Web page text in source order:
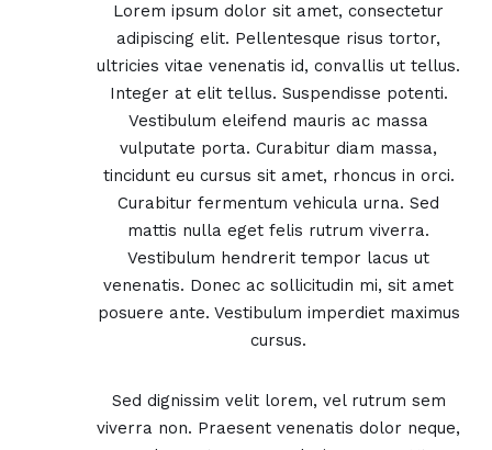
Lorem ipsum dolor sit amet, consectetur
adipiscing elit. Pellentesque risus tortor,
ultricies vitae venenatis id, convallis ut tellus.
Integer at elit tellus. Suspendisse potenti.
Vestibulum eleifend mauris ac massa
vulputate porta. Curabitur diam massa,
tincidunt eu cursus sit amet, rhoncus in orci.
Curabitur fermentum vehicula urna. Sed
mattis nulla eget felis rutrum viverra.
Vestibulum hendrerit tempor lacus ut
venenatis. Donec ac sollicitudin mi, sit amet
posuere ante. Vestibulum imperdiet maximus
cursus.
Sed dignissim velit lorem, vel rutrum sem
viverra non. Praesent venenatis dolor neque,